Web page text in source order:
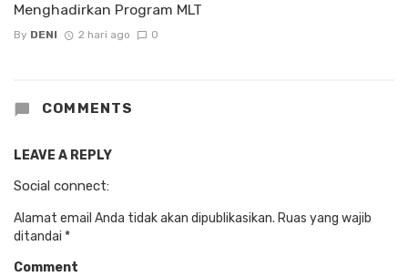
Menghadirkan Program MLT
By DENI 2 hari ago 0
COMMENTS
LEAVE A REPLY
Social connect:
Alamat email Anda tidak akan dipublikasikan. Ruas yang wajib
ditandai *
Comment